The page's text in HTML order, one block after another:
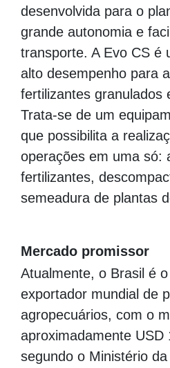
desenvolvida para o
grande autonomia e
transporte. A Evo CS é
alto desempenho para
fertilizantes granulados
Trata-se de um
que possibilita a
operações em uma só:
fertilizantes,
semeadura de plantas
Mercado promissor
Atualmente, o Brasil é
exportador mundial de
agropecuários, com o
aproximadamente USD
segundo o Ministério